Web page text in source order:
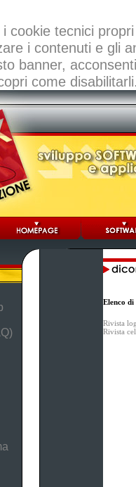
i cookie tecnici
i contenuti e gli
banner,
come
Elenco
Rivista
Rivista